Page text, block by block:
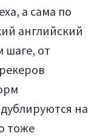
а сама по
английский
шаге, от
на
тоже